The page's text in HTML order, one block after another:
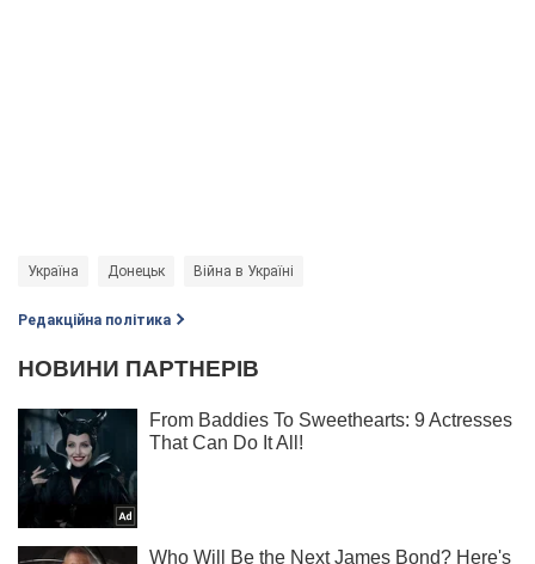
Україна Донецьк Війна в Україні
Редакційна політика